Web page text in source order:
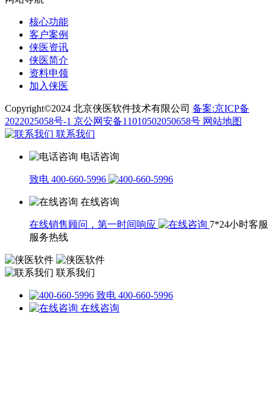
核心功能
客户案例
侠医资讯
侠医简介
资料申领
加入侠医
Copyright©2024 北京侠医软件技术有限公司 备案:京ICP备
2022025058号-1 京公网安备11010502050658号 网站地图
联系我们
电话咨询
致电 400-660-5996
在线咨询
在线销售顾问，第一时间响应
7*24小时客服
服务热线
联系我们
致电 400-660-5996
在线咨询